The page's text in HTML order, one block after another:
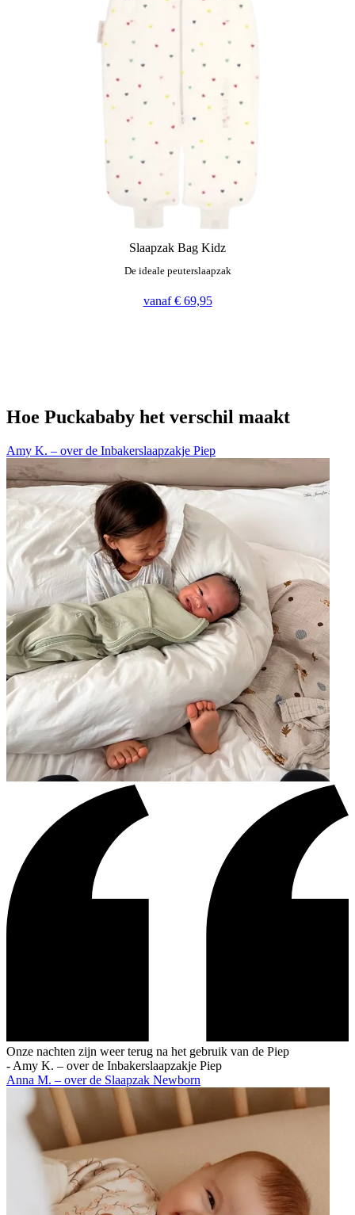
Slaapzak Bag Kidz
De ideale peuterslaapzak
vanaf € 69,95
Hoe Puckababy het verschil maakt
Amy K. – over de Inbakerslaapzakje Piep
Onze nachten zijn weer terug na het gebruik van de Piep
- Amy K. – over de Inbakerslaapzakje Piep
Anna M. – over de Slaapzak Newborn